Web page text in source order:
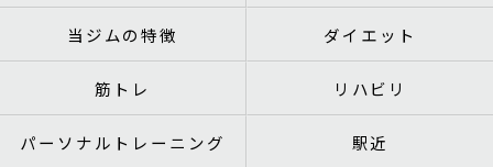
当ジムの特徴 ダイエット
筋トレ リハビリ
パーソナルトレーニング 駅近